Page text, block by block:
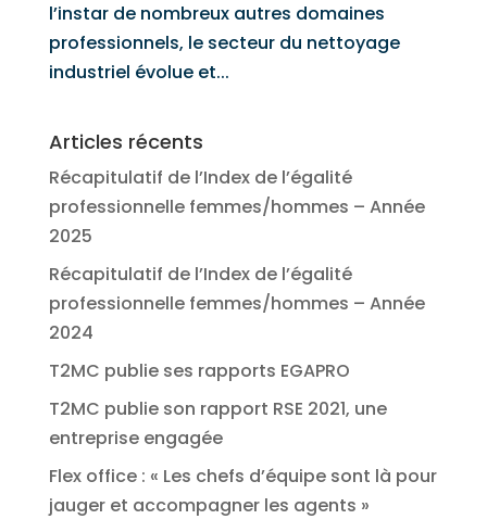
l’instar de nombreux autres domaines
professionnels, le secteur du nettoyage
industriel évolue et...
Articles récents
Récapitulatif de l’Index de l’égalité
professionnelle femmes/hommes – Année
2025
Récapitulatif de l’Index de l’égalité
professionnelle femmes/hommes – Année
2024
T2MC publie ses rapports EGAPRO
T2MC publie son rapport RSE 2021, une
entreprise engagée
Flex office : « Les chefs d’équipe sont là pour
jauger et accompagner les agents »